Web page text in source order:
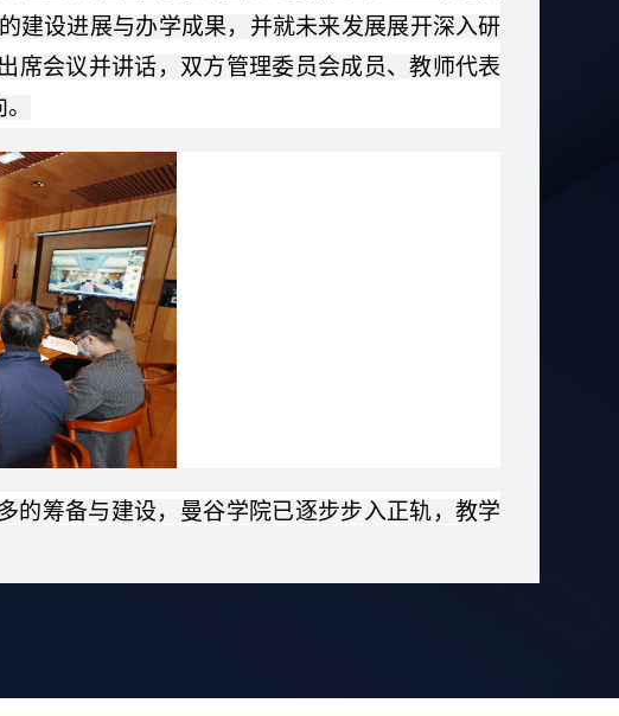
建设进展与办学成果，并就未来发展展开深入研
席会议并讲话，双方管理委员会成员、教师代表
的筹备与建设，曼谷学院已逐步步入正轨，教学
在教学管理、学术交流等方面取得阶段性进展。